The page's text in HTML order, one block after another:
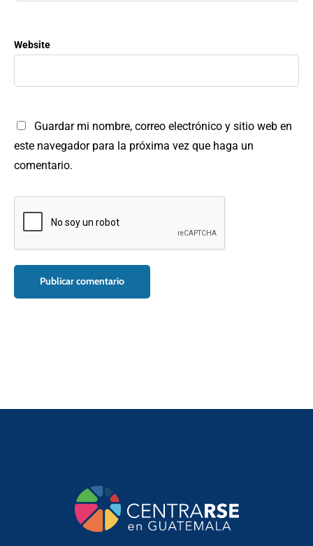
Website
Guardar mi nombre, correo electrónico y sitio web en
este navegador para la próxima vez que haga un
comentario.